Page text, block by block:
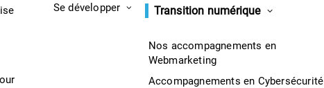
Se développer Transition numérique
Nos accompagnements en
Webmarketing
Accompagnements en Cybersécurité